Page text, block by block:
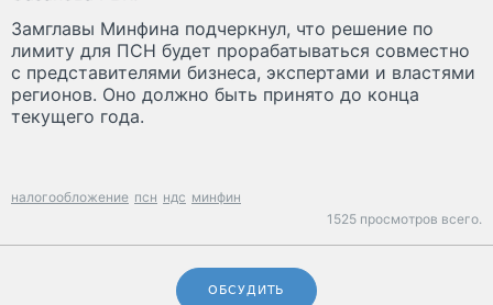
Замглавы Минфина подчеркнул, что решение по
лимиту для ПСН будет прорабатываться совместно
с представителями бизнеса, экспертами и властями
регионов. Оно должно быть принято до конца
текущего года.
налогообложение псн ндс минфин
1525 просмотров всего.
ОБСУДИТЬ